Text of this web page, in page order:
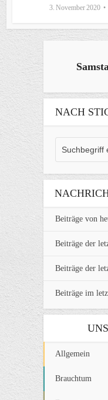
3. November 2020
NACH
Beiträge von
Beiträge der
Beiträge der
Beiträge im
Allgemein
Brauchtum